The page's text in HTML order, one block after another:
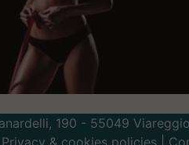
190 - 55049
Privacy & cookiespolicies |